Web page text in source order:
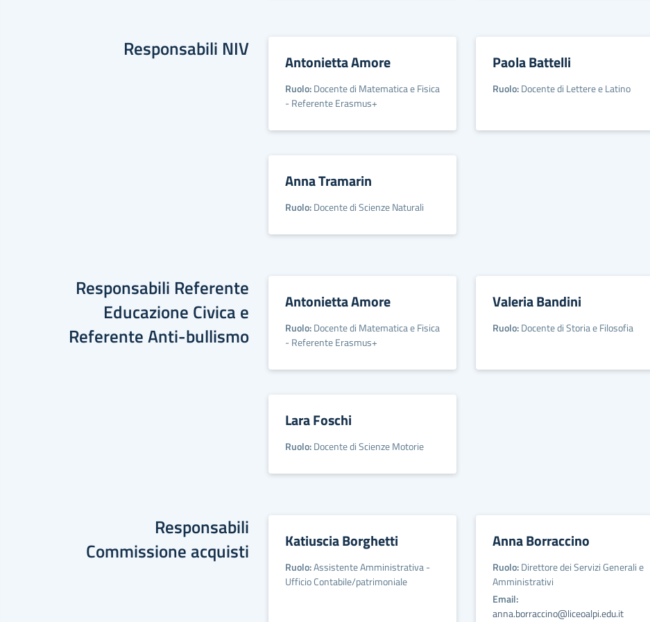
Responsabili NIV
Antonietta Amore
Ruolo:Docente di Matematica e Fisica
- Referente Erasmus+
Paola Battelli
Ruolo:Docente di Lettere e Latino
Anna Tramarin
Ruolo:Docente di Scienze Naturali
Responsabili Referente
Educazione Civica e
Referente Anti-bullismo
Antonietta Amore
Ruolo:Docente di Matematica e Fisica
- Referente Erasmus+
Valeria Bandini
Ruolo:Docente di Storia e Filosofia
Lara Foschi
Ruolo:Docente di Scienze Motorie
Responsabili
Commissione acquisti
Katiuscia Borghetti
Ruolo:Assistente Amministrativa -
Ufficio Contabile/patrimoniale
Anna Borraccino
Ruolo:Direttore dei Servizi Generali e
Amministrativi
Email:
anna.borraccino@liceoalpi.edu.it